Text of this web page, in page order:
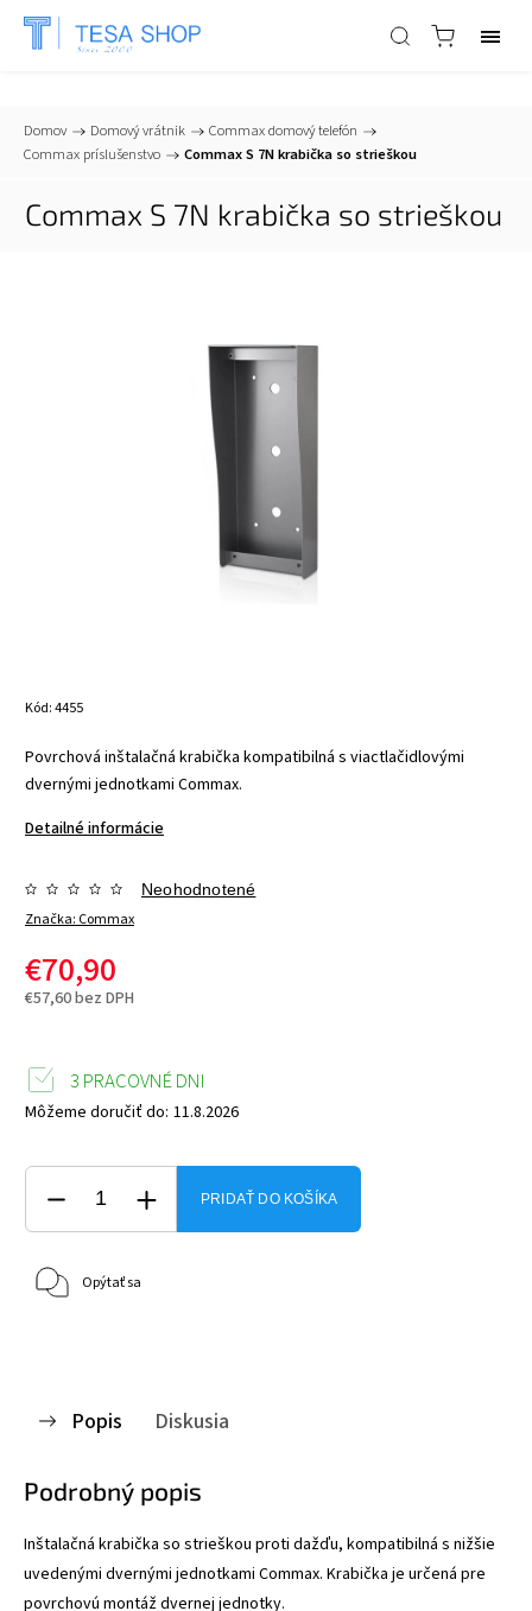
📞+421 903 553 805 info@tesa-systems.sk
Domov / Domový vrátnik / Commax domový telefón /
Commax príslušenstvo / Commax S 7N krabička so strieškou
Commax S 7N krabička so strieškou
Kód:4455
Povrchová inštalačná krabička kompatibilná s viactlačidlovými
dvernými jednotkami Commax.
Detailné informácie
Značka: Commax
Neohodnotené
€70,90
€57,60 bez DPH
3 PRACOVNÉ DNI
Môžeme doručiť do: 11.8.2026
PRIDAŤ DO KOŠÍKA
Opýtať sa
Popis Diskusia
Podrobný popis
Inštalačná krabička so strieškou proti dažďu, kompatibilná s nižšie
uvedenými dvernými jednotkami Commax. Krabička je určená pre
povrchovú montáž dvernej jednotky.